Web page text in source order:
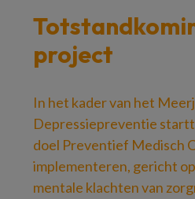
project
In het kader van het
Depressiepreventie
doel Preventief Medisch
implementeren, gericht
mentale klachten van